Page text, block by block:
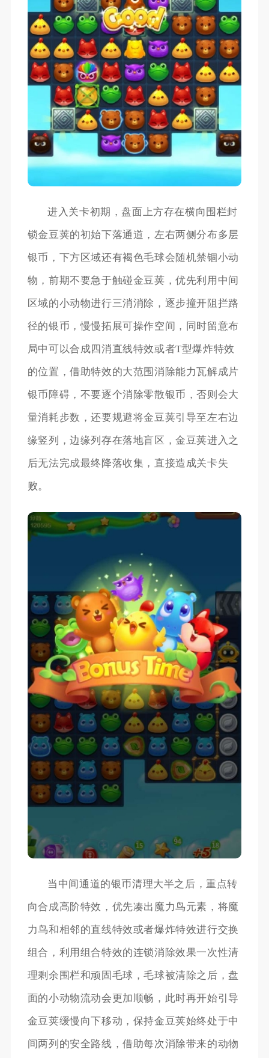
进入关卡初期，盘面上方存在横向围栏封
锁金豆荚的初始下落通道，左右两侧分布多层
银币，下方区域还有褐色毛球会随机禁锢小动
物，前期不要急于触碰金豆荚，优先利用中间
区域的小动物进行三消消除，逐步撞开阻拦路
径的银币，慢慢拓展可操作空间，同时留意布
局中可以合成四消直线特效或者T型爆炸特效
的位置，借助特效的大范围消除能力瓦解成片
银币障碍，不要逐个消除零散银币，否则会大
量消耗步数，还要规避将金豆荚引导至左右边
缘竖列，边缘列存在落地盲区，金豆荚进入之
后无法完成最终降落收集，直接造成关卡失
败。
当中间通道的银币清理大半之后，重点转
向合成高阶特效，优先凑出魔力鸟元素，将魔
力鸟和相邻的直线特效或者爆炸特效进行交换
组合，利用组合特效的连锁消除效果一次性清
理剩余围栏和顽固毛球，毛球被清除之后，盘
面的小动物流动会更加顺畅，此时再开始引导
金豆荚缓慢向下移动，保持金豆荚始终处于中
间两列的安全路线，借助每次消除带来的动物